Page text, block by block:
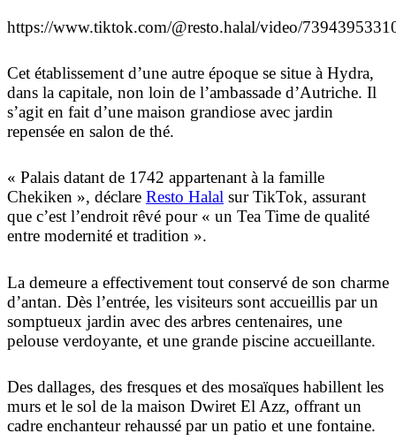
https://www.tiktok.com/@resto.halal/video/
Cet établissement d’une autre époque se situe à Hydra,
dans la capitale, non loin de l’ambassade d’Autriche. Il
s’agit en fait d’une maison grandiose avec jardin
repensée en salon de thé.
« Palais datant de 1742 appartenant à la famille
Chekiken », déclare Resto Halal sur TikTok, assurant
que c’est l’endroit rêvé pour « un Tea Time de qualité
entre modernité et tradition ».
La demeure a effectivement tout conservé de son charme
d’antan. Dès l’entrée, les visiteurs sont accueillis par un
somptueux jardin avec des arbres centenaires, une
pelouse verdoyante, et une grande piscine accueillante.
Des dallages, des fresques et des mosaïques habillent les
murs et le sol de la maison Dwiret El Azz, offrant un
cadre enchanteur rehaussé par un patio et une fontaine.